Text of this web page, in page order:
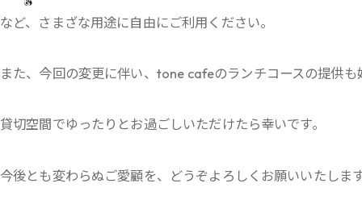
など、さまざな用途に自由にご利用ください。
また、今回の変更に伴い、tone cafeのランチコースの提供も
貸切空間でゆったりとお過ごしいただけたら幸いです。
今後とも変わらぬご愛顧を、どうぞよろしくお願いいたします